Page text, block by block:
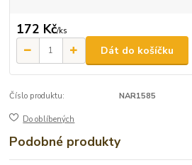
172 Kč/ks
Dát do košíčku
Číslo produktu: NAR1585
Do oblíbených
Podobné produkty